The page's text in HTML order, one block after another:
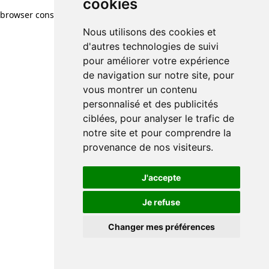
cookies
Nous utilisons des cookies et
d'autres technologies de suivi
pour améliorer votre expérience
de navigation sur notre site, pour
vous montrer un contenu
personnalisé et des publicités
ciblées, pour analyser le trafic de
notre site et pour comprendre la
provenance de nos visiteurs.
J'accepte
Je refuse
Changer mes préférences
browser console for more information)